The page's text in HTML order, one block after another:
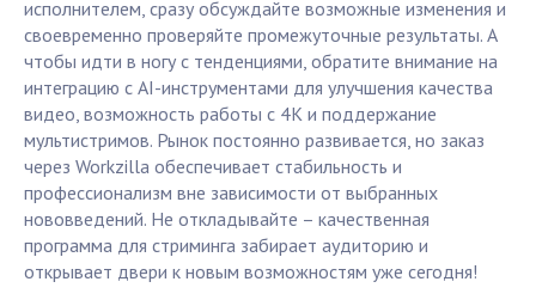
исполнителем, сразу обсуждайте возможные изменения и
своевременно проверяйте промежуточные результаты. А
чтобы идти в ногу с тенденциями, обратите внимание на
интеграцию с AI-инструментами для улучшения качества
видео, возможность работы с 4K и поддержание
мультистримов. Рынок постоянно развивается, но заказ
через Workzilla обеспечивает стабильность и
профессионализм вне зависимости от выбранных
нововведений. Не откладывайте – качественная
программа для стриминга забирает аудиторию и
открывает двери к новым возможностям уже сегодня!